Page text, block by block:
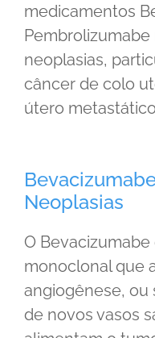
medicamentos
neoplasias,
câncer de colo
útero
Neoplasias
O
monoclonal que
angiogênese, ou
de novos vasos